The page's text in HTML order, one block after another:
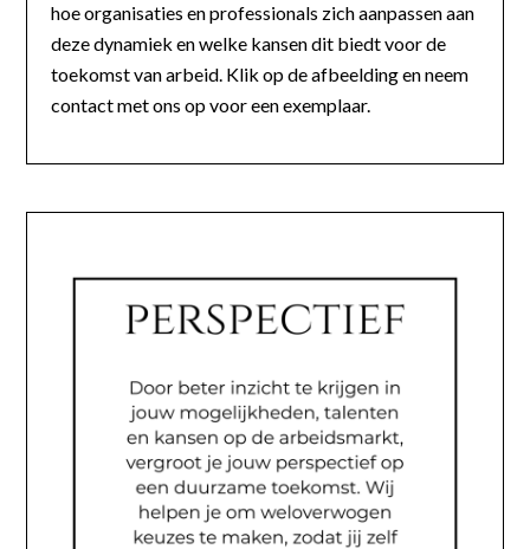
hoe organisaties en professionals zich aanpassen aan
deze dynamiek en welke kansen dit biedt voor de
toekomst van arbeid. Klik op de afbeelding en neem
contact met ons op voor een exemplaar.